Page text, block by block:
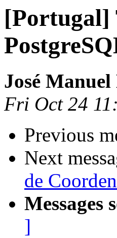
[Portugal]
José Manuel
Fri Oct 24
Previous
Next
de
Messages
]